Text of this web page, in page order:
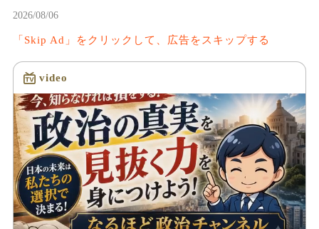
2026/08/06
「Skip Ad」をクリックして、広告をスキップする
video
読み込み中...